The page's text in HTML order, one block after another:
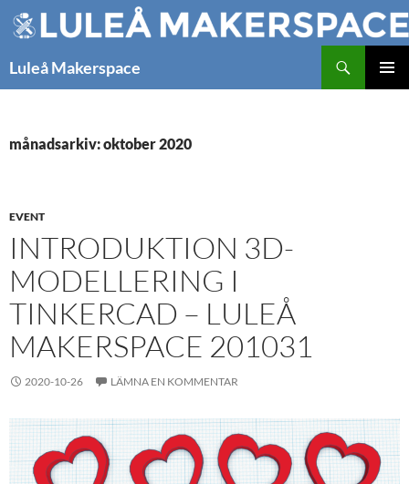
Hoppa
till
Luleå Makerspace
månadsarkiv: oktober 2020
EVENT
INTRODUKTION 3D-
MODELLERING I
TINKERCAD – LULEÅ
MAKERSPACE 201031
2020-10-26 LÄMNA EN KOMMENTAR